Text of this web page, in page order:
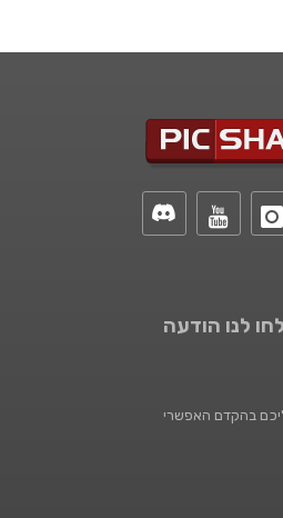
לנו הודעה
בהקדם האפשרי